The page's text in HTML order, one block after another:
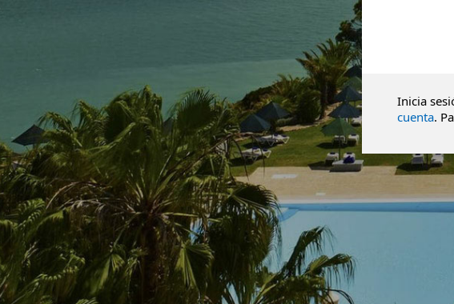
Inicia
cuenta.